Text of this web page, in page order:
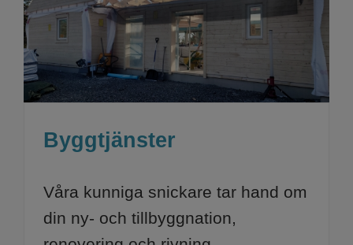
Byggtjänster
Våra kunniga snickare tar hand om
din ny- och tillbyggnation,